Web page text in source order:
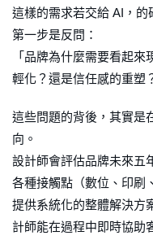
這樣的需求若交給 AI，
第一步是反問：
「品牌為什麼需要看起
輕化？還是信任感的重塑
這些問題的背後，其實是
向。
設計師會評估品牌未來五
各種接觸點（數位、印刷
提供系統化的整體解決方
計師能在過程中即時協助